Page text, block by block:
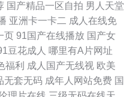
国产精品一区自拍 男人天堂
亚洲卡一卡二 成人在线免
页 91国产在线播放 国产女
豆花成人 哪里有A片网址
福利 成人国产无线视 欧美
无套无码 成年人网站免费 国